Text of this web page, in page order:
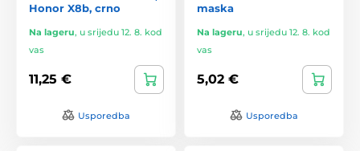
Honor X8b, crno
Na lageru, u srijedu 12. 8. kod
vas
11,25 €
Usporedba
maska
Na lageru, u srijedu 12. 8. kod
vas
5,02 €
Usporedba